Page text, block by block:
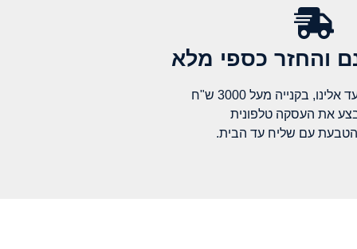
והחזר כספי מלא​
בקנייה מעל 3000 ש"ח
את העסקה טלפונית
עם שליח עד הבית.